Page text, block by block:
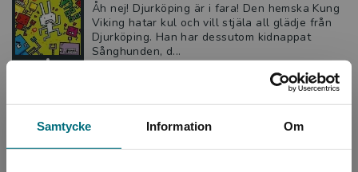
Samtycke Information Om
Åh nej! Djurköping är i fara! Den hemska Kung
Viking hatar kul och vill stjäla all glädje från
Djurköping. Han har dessutom kidnappat
Sånghunden, d...